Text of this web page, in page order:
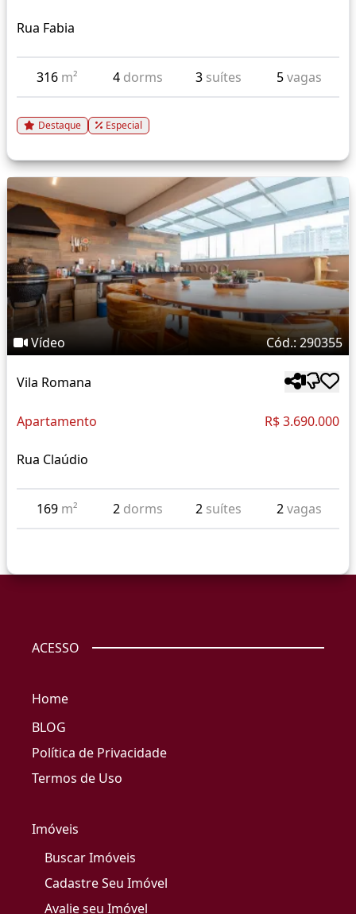
Rua Fabia
316 m² 4 dorms 3 suítes 5vagas
Destaque Especial
Vídeo Cód.: 290355
Vila Romana
Apartamento R$ 3.690.000
Rua Claúdio
169 m² 2 dorms 2 suítes 2vagas
ACESSO
Home
BLOG
Política de Privacidade
Termos de Uso
Imóveis
Buscar Imóveis
Cadastre Seu Imóvel
Avalie seu Imóvel